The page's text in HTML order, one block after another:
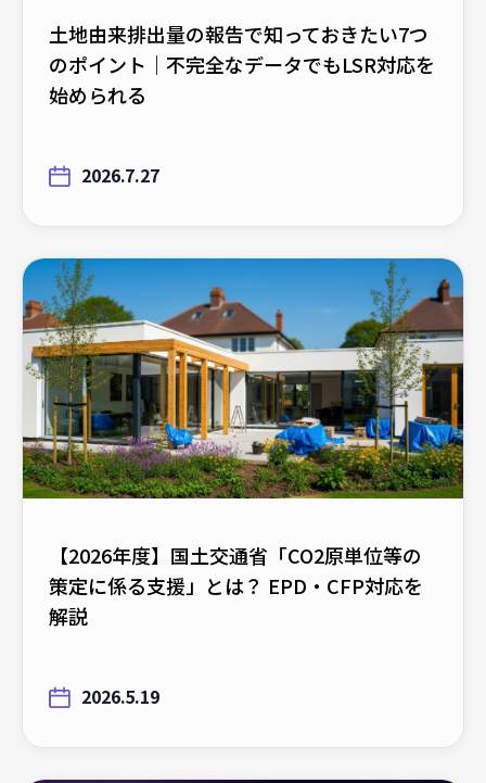
土地由来排出量の報告で知っておきたい7つ
のポイント｜不完全なデータでもLSR対応を
始められる
2026.7.27
【2026年度】国土交通省「CO2原単位等の
策定に係る支援」とは？ EPD・CFP対応を
解説
2026.5.19